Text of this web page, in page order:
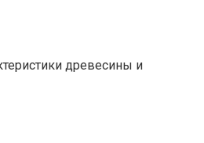
древесины и